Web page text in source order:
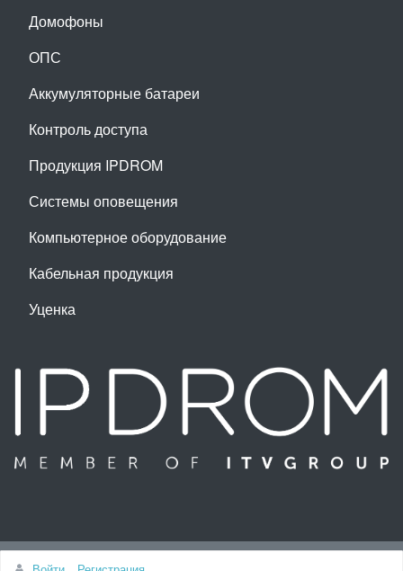
Домофоны
ОПС
Аккумуляторные батареи
Контроль доступа
Продукция IPDROM
Системы оповещения
Компьютерное оборудование
Кабельная продукция
Уценка
Наверх